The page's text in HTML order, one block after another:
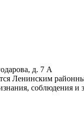
д. 7 А
Ленинским
соблюдения